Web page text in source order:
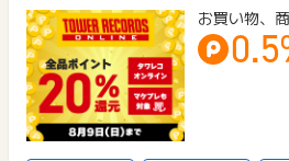
お買い物、